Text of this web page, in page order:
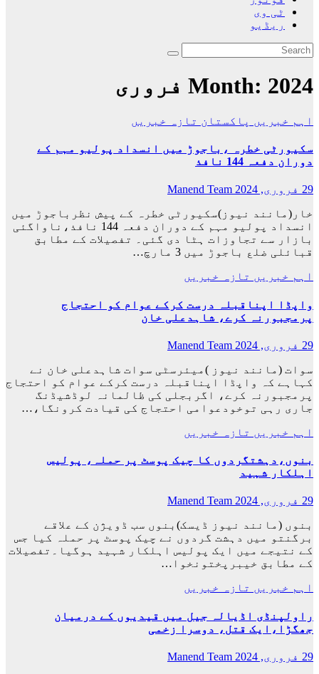
ٹی وی
ریڈیو
Month: 2024 فروری
اہم خبریں پاکستان تازہ خبریں
سکیورٹی خطرہ ،باجوڑ میں انسداد پولیو مہم کے
دوران دفعہ 144 نافذ
29 فروری, 2024
Manend Team
خار(مانند نیوز)سکیورٹی خطرہ کے پیش نظرباجوڑ میں
انسداد پولیو مہم کے دوران دفعہ 144 نافذ،ناواگئی
بازار سے تجاوزات ہٹا دی گئی۔ تفصیلات کے مطابق
قبائلی ضلع باجوڑ میں 3 مارچ…
اہم خبریں تازہ خبریں
واپڈا اپناقبلہ درست کرکے عوام کو احتجاج
پرمجبورنہ کرے، شاہدعلی خان
29 فروری, 2024
Manend Team
سوات (مانند نیوز )میئرسٹی سوات شاہدعلی خان نے
کہاہے کہ واپڈا اپناقبلہ درست کرکے عوام کو احتجاج
پرمجبورنہ کرے، اگربجلی کی ظالمانہ لوڈشیڈنگ
جاری رہی توخودعوامی احتجاج کی قیادت کرونگا،…
اہم خبریں تازہ خبریں
بنوں،دہشتگردوں کا چیک پوسٹ پر حملہ، پولیس
اہلکار شہید
29 فروری, 2024
Manend Team
بنوں (مانند نیوز ڈیسک)بنوں سب ڈویژن کے علاقے
برگنتو میں دہشت گردوں نے چیک پوسٹ پر حملہ کیا جس
کے نتیجے میں ایک پولیس اہلکار شہید ہوگیا۔تفصیلات
کے مطابق خیبرپختونخوا…
اہم خبریں تازہ خبریں
راولپنڈی اڈیالہ جیل میں قیدیوں کے درمیان
جھگڑا،ایک قتل، دوسرا زخمی
29 فروری, 2024
Manend Team